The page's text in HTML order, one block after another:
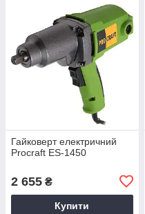
Гайковерт електричний
Procraft ES-1450
2 655 ₴
Купити